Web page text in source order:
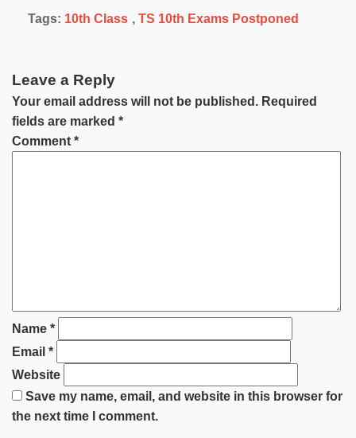
Tags: 10th Class , TS 10th Exams Postponed
Leave a Reply
Your email address will not be published. Required
fields are marked *
Comment *
Name *
Email *
Website
Save my name, email, and website in this browser for
the next time I comment.